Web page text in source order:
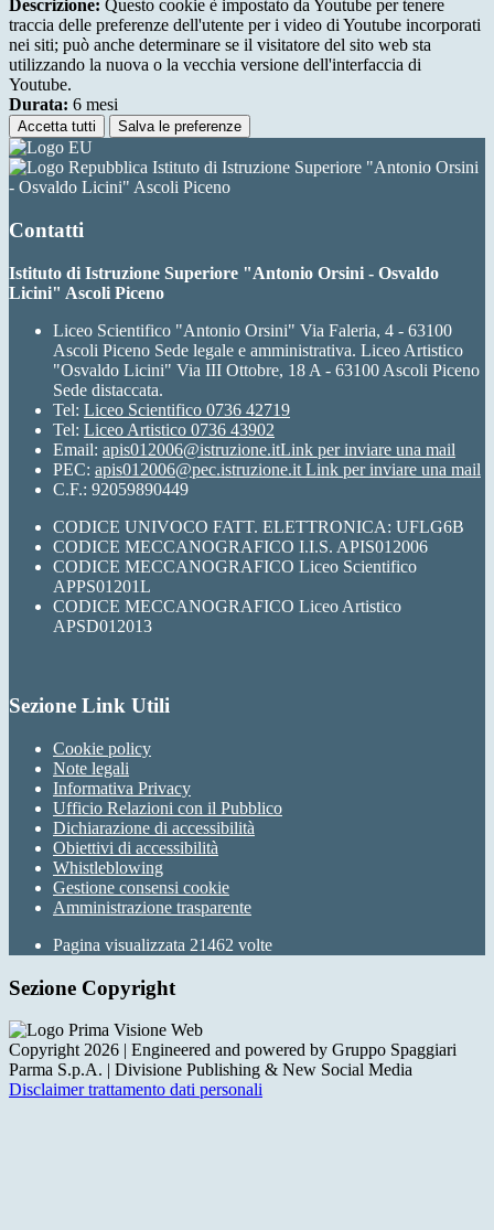
Descrizione: Questo cookie è impostato da Youtube per tenere
traccia delle preferenze dell'utente per i video di Youtube incorporati
nei siti; può anche determinare se il visitatore del sito web sta
utilizzando la nuova o la vecchia versione dell'interfaccia di
Youtube.
Durata: 6 mesi
Accetta tutti Salva le preferenze
Istituto di Istruzione Superiore "Antonio Orsini
- Osvaldo Licini" Ascoli Piceno
Contatti
Istituto di Istruzione Superiore "Antonio Orsini - Osvaldo
Licini" Ascoli Piceno
Liceo Scientifico "Antonio Orsini" Via Faleria, 4 - 63100
Ascoli Piceno Sede legale e amministrativa. Liceo Artistico
"Osvaldo Licini" Via III Ottobre, 18 A - 63100 Ascoli Piceno
Sede distaccata.
Tel: Liceo Scientifico 0736 42719
Tel: Liceo Artistico 0736 43902
Email: apis012006@istruzione.itLink per inviare una mail
PEC: apis012006@pec.istruzione.it Link per inviare una mail
C.F.: 92059890449
CODICE UNIVOCO FATT. ELETTRONICA: UFLG6B
CODICE MECCANOGRAFICO I.I.S. APIS012006
CODICE MECCANOGRAFICO Liceo Scientifico
APPS01201L
CODICE MECCANOGRAFICO Liceo Artistico
APSD012013
Sezione Link Utili
Cookie policy
Note legali
Informativa Privacy
Ufficio Relazioni con il Pubblico
Dichiarazione di accessibilità
Obiettivi di accessibilità
Whistleblowing
Gestione consensi cookie
Amministrazione trasparente
Pagina visualizzata 21462 volte
Sezione Copyright
Copyright 2026 | Engineered and powered by Gruppo Spaggiari
Parma S.p.A. | Divisione Publishing & New Social Media
Disclaimer trattamento dati personali